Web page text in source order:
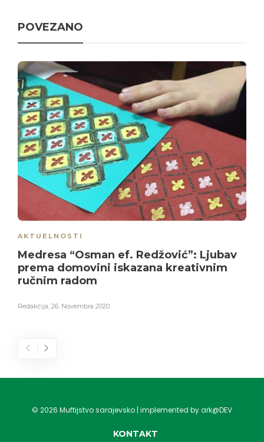
POVEZANO
AKTUELNOSTI
Medresa “Osman ef. Redžović”: Ljubav
prema domovini iskazana kreativnim
ručnim radom
Redakcija, 26. Novembra 2020.
© 2026 Muftijstvo sarajevsko | implemented by ark@DEV
KONTAKT